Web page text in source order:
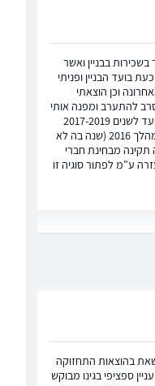
בבניין ואשר
ועד לשנת 2016. אני כעת בועד הבניין ופניתי
וכן הוצאתי
להתערב ומפנה אותי
שוב ושוב לדיירים הסרבנים. יש לציין כי ועד לשנים 2017-2019
שולם במלואו טענת הדיירים הינה כי במהלך 2016 (שנה בה לא
תקינה מבחינת חברי
ע"מ לפתור סוגיה זו
בהוצאות התחזוקה
ספציפי בגינו מבוקש